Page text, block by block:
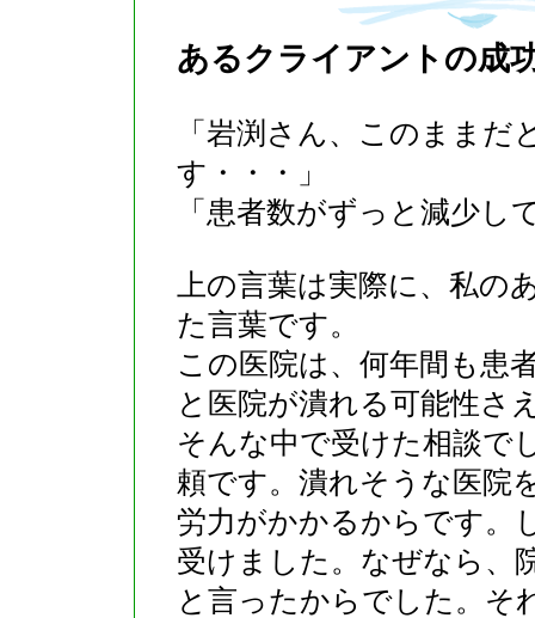
あるクライアントの成
「岩渕さん、このまま
す・・・」
「患者数がずっと減少し
上の言葉は実際に、私
た言葉です。
この医院は、何年間も患
と医院が潰れる可能性さ
そんな中で受けた相談で
頼です。潰れそうな医院
労力がかかるからです。
受けました。なぜなら、
と言ったからでした。そ